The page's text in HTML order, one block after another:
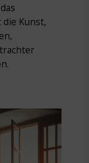
Kunst,